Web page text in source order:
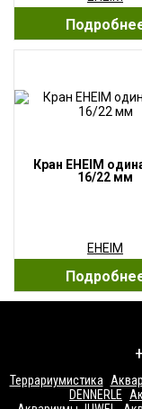
Кран EHEIM
16/22 мм
EHEIM
Террариумистика
DENNERLE